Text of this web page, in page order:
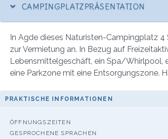
CAMPINGPLATZPRÄSENTATION
In Agde dieses Naturisten-Campingplatz
zur Vermietung an. In Bezug auf
Lebensmittelgeschäft, ein Spa/Whirlpool,
eine Parkzone mit eine Entsorgungszone.
PRAKTISCHE INFORMATIONEN
ÖFFNUNGSZEITEN
GESPROCHENE SPRACHEN